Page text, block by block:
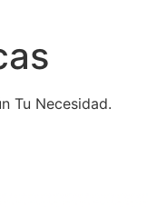
Tu Necesidad.